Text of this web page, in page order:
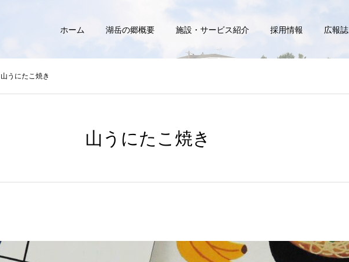
ホーム 湖岳の郷概要 施設・サービス紹介 採用情報 広報誌
山うにたこ焼き
山うにたこ焼き